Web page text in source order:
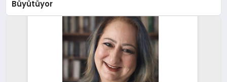
Büyütüyor